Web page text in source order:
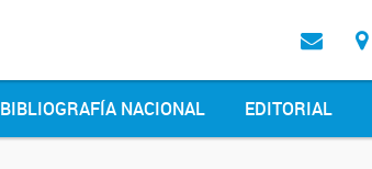
BIBLIOGRAFÍA NACIONAL EDITORIAL